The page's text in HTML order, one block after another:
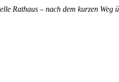
Rathaus – nach dem kurzen